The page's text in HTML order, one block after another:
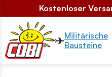
Kostenloser
Militärische
Bausteine